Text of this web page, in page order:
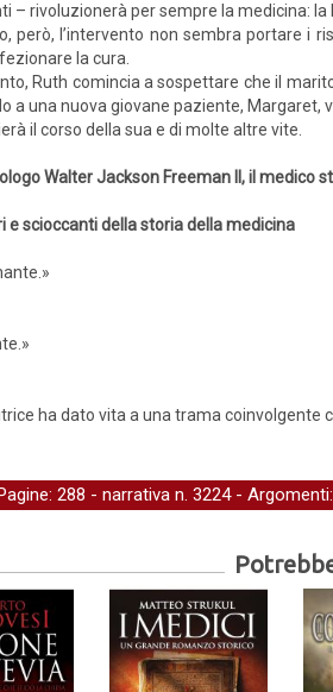
– rivoluzionerà per sempre la medicina: la
però, l’intervento non sembra portare i
la cura.
Ruth comincia a sospettare che il
a una nuova giovane paziente,
il corso della sua e di molte altre vite.
Walter Jackson Freeman II, il
e scioccanti della storia della medicina
ha dato vita a una trama
288 - narrativa n. 3224 -